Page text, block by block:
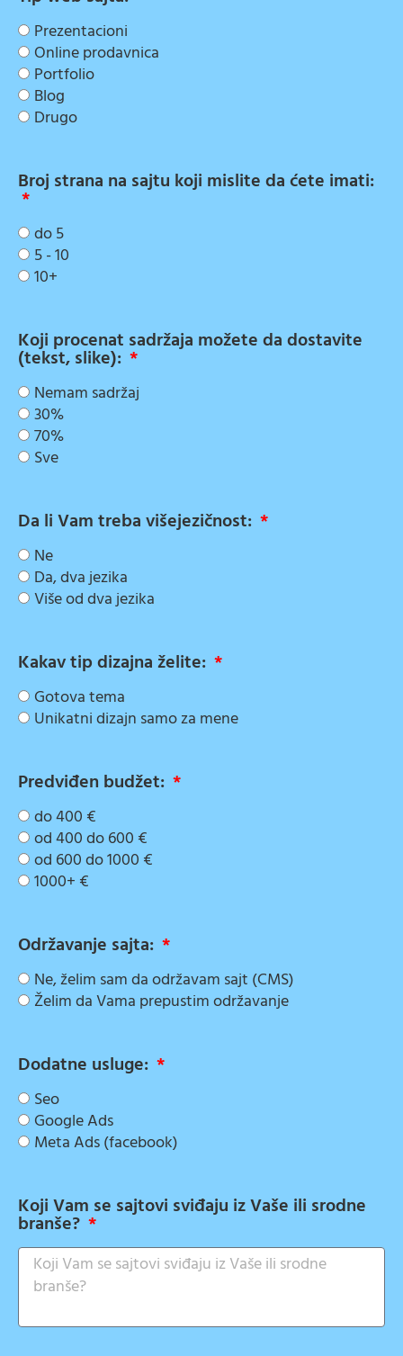
Prezentacioni
Online prodavnica
Portfolio
Blog
Drugo
Broj strana na sajtu koji mislite da ćete imati:
do 5
5 - 10
10+
Koji procenat sadržaja možete da dostavite
(tekst, slike):
Nemam sadržaj
30%
70%
Sve
Da li Vam treba višejezičnost:
Ne
Da, dva jezika
Više od dva jezika
Kakav tip dizajna želite:
Gotova tema
Unikatni dizajn samo za mene
Predviđen budžet:
do 400 €
od 400 do 600 €
od 600 do 1000 €
1000+ €
Održavanje sajta:
Ne, želim sam da održavam sajt (CMS)
Želim da Vama prepustim održavanje
Dodatne usluge:
Seo
Google Ads
Meta Ads (facebook)
Koji Vam se sajtovi sviđaju iz Vaše ili srodne
branše?